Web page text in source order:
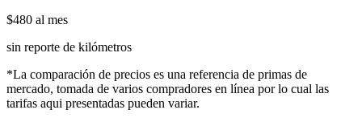
$480 al mes
sin reporte de kilómetros
*La comparación de precios es una referencia de primas de
mercado, tomada de varios compradores en línea por lo cual las
tarifas aqui presentadas pueden variar.